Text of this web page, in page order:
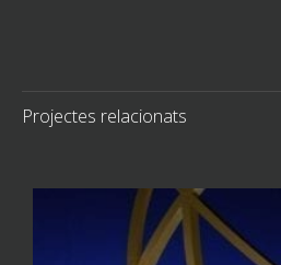
Projectes relacionats